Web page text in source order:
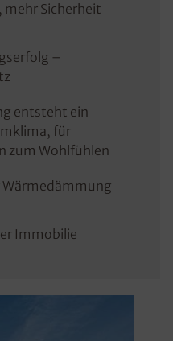
mehr Sicherheit
–
entsteht ein
für
zum Wohlfühlen
Wärmedämmung
Immobilie